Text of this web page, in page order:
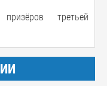
третьей